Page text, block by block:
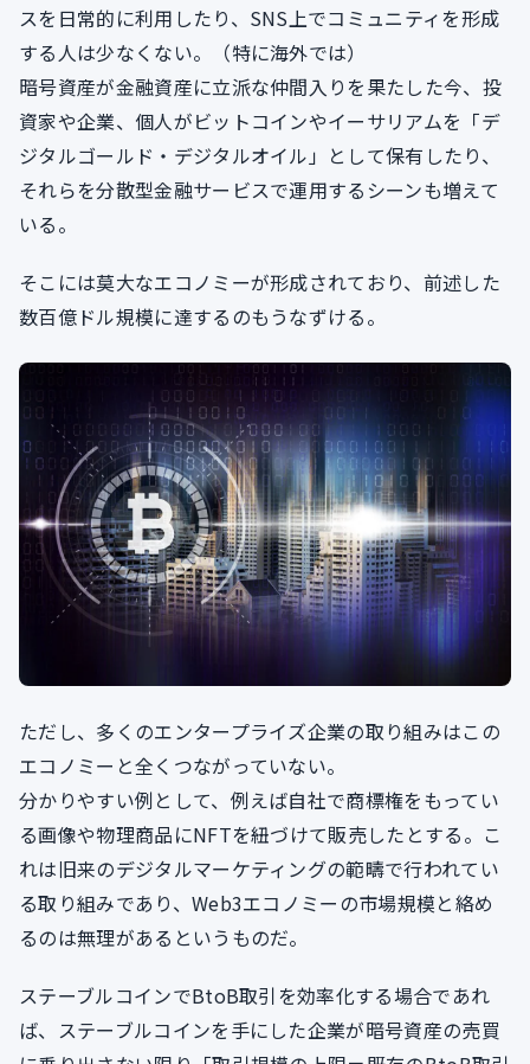
スを日常的に利用したり、SNS上でコミュニティを形成
する人は少なくない。（特に海外では）
暗号資産が金融資産に立派な仲間入りを果たした今、投
資家や企業、個人がビットコインやイーサリアムを「デ
ジタルゴールド・デジタルオイル」として保有したり、
それらを分散型金融サービスで運用するシーンも増えて
いる。
そこには莫大なエコノミーが形成されており、前述した
数百億ドル規模に達するのもうなずける。
ただし、多くのエンタープライズ企業の取り組みはこの
エコノミーと全くつながっていない。
分かりやすい例として、例えば自社で商標権をもってい
る画像や物理商品にNFTを紐づけて販売したとする。こ
れは旧来のデジタルマーケティングの範疇で行われてい
る取り組みであり、Web3エコノミーの市場規模と絡め
るのは無理があるというものだ。
ステーブルコインでBtoB取引を効率化する場合であれ
ば、ステーブルコインを手にした企業が暗号資産の売買